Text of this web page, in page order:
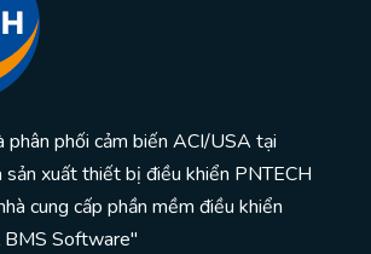
phân phối cảm biến ACI/USA tại
sản xuất thiết bị điều khiển PNTECH
cung cấp phần mềm điều khiển
BMS Software"